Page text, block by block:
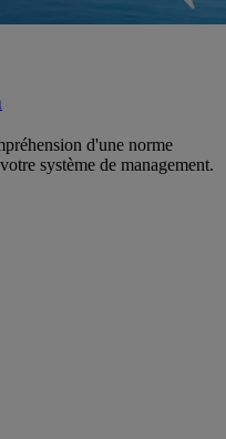
d'une norme
système de management.